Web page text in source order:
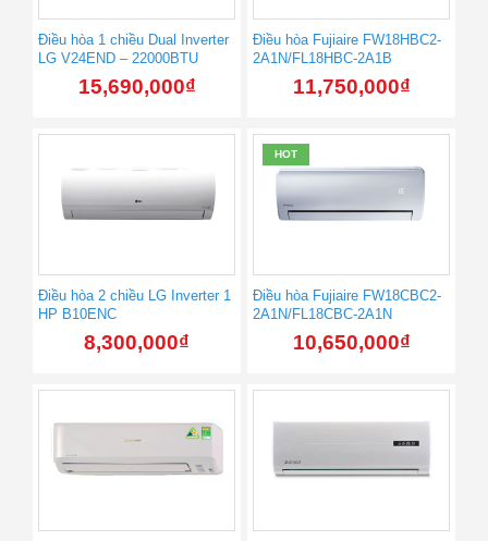
Điều hòa 1 chiều Dual Inverter
LG V24END – 22000BTU
15,690,000₫
Điều hòa Fujiaire FW18HBC2-
2A1N/FL18HBC-2A1B
11,750,000₫
Điều hòa 2 chiều LG Inverter 1
HP B10ENC
8,300,000₫
HOT
Điều hòa Fujiaire FW18CBC2-
2A1N/FL18CBC-2A1N
10,650,000₫